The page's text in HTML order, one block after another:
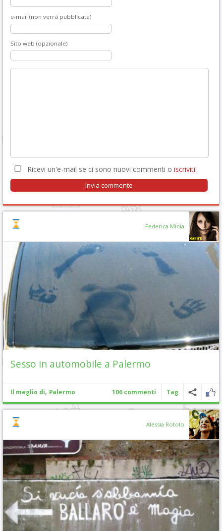
e-mail (non verrà pubblicata)
Sito web (opzionale)
Ricevi un'e-mail se ci sono nuovi commenti o iscriviti.
Federica Minia
Sesso in automobile a Palermo
Il meglio di, Palermo 106 commenti Tag
Alessia Rotolo